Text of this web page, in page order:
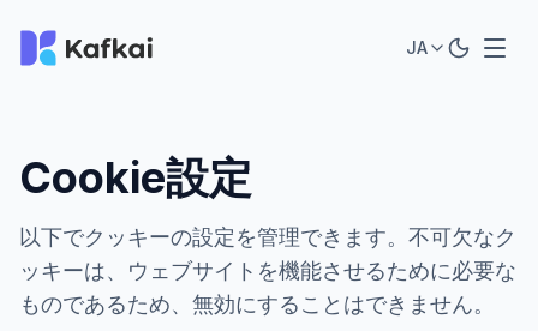
JA
Cookie設定
以下でクッキーの設定を管理できます。不可欠なク
ッキーは、ウェブサイトを機能させるために必要な
ものであるため、無効にすることはできません。